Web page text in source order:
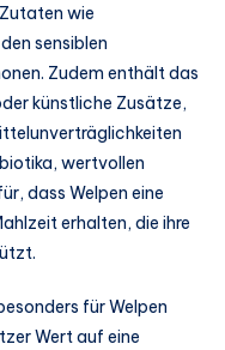
wie
sensiblen
Zudem enthält das
künstliche Zusätze,
wertvollen
dass Welpen eine
erhalten, die ihre
für Welpen
Wert auf eine